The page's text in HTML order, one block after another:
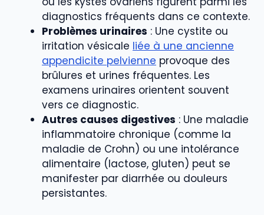
diagnostics fréquents dans ce contexte.
Problèmes urinaires : Une cystite ou
irritation vésicale liée à une ancienne
appendicite pelvienne provoque des
brûlures et urines fréquentes. Les
examens urinaires orientent souvent
vers ce diagnostic.
Autres causes digestives : Une maladie
inflammatoire chronique (comme la
maladie de Crohn) ou une intolérance
alimentaire (lactose, gluten) peut se
manifester par diarrhée ou douleurs
persistantes.